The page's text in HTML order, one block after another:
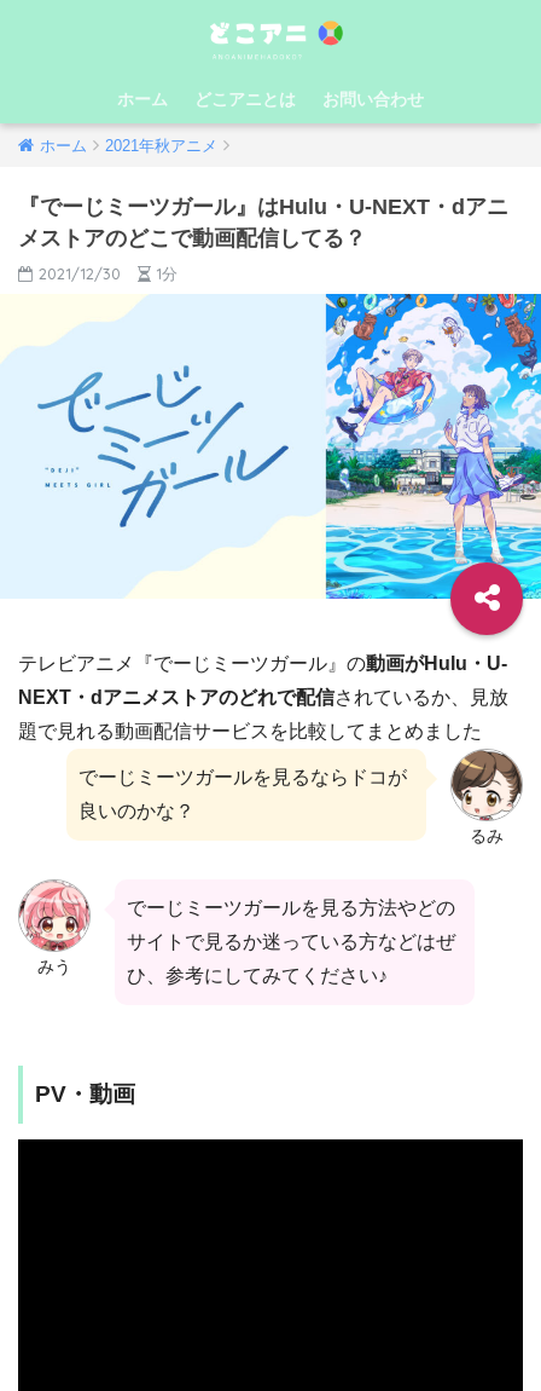
ホーム どこアニとは お問い合わせ
ホーム 2021年秋アニメ
『でーじミーツガール』はHulu・U-NEXT・dアニ
メストアのどこで動画配信してる？
2021/12/30 1分
テレビアニメ『でーじミーツガール』の動画がHulu・U-
NEXT・dアニメストアのどれで配信されているか、見放
題で見れる動画配信サービスを比較してまとめました
るみ
でーじミーツガールを見るならドコが
良いのかな？
みう
でーじミーツガールを見る方法やどの
サイトで見るか迷っている方などはぜ
ひ、参考にしてみてください♪
PV・動画